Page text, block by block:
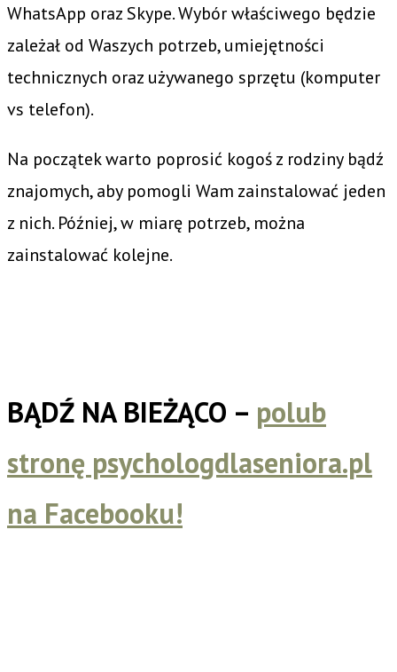
WhatsApp oraz Skype. Wybór właściwego będzie
zależał od Waszych potrzeb, umiejętności
technicznych oraz używanego sprzętu (komputer
vs telefon).
Na początek warto poprosić kogoś z rodziny bądź
znajomych, aby pomogli Wam zainstalować jeden
z nich. Później, w miarę potrzeb, można
zainstalować kolejne.
BĄDŹ NA BIEŻĄCO – polub
stronę psychologdlaseniora.pl
na Facebooku!